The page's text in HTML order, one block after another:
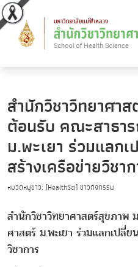
สำนักวิชาวิทยาศา
ต้อนรับ คณะสาธา
ม.พะเยา ร่วมแลก
สร้างเครือข่ายวิชา
หมวดหมู่ข่าว: [HealthSci] ข่าวกิจกรรม
สำนักวิชาวิทยาศาสตร์สุขภา
ศาสตร์ ม.พะเยา ร่วมแลกเปลี่ย
วิชาการ